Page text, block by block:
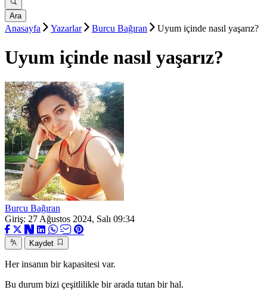
Ara
Anasayfa Yazarlar Burcu Bağıran Uyum içinde nasıl yaşarız?
Uyum içinde nasıl yaşarız?
Burcu Bağıran
Giriş: 27 Ağustos 2024, Salı 09:34
Kaydet
Her insanın bir kapasitesi var.
Bu durum bizi çeşitlilikle bir arada tutan bir hal.